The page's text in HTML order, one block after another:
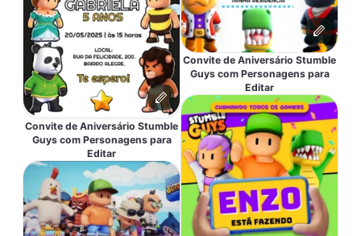
Convite de Aniversário Stumble
Guys com Personagens para
Editar
Convite de Aniversário Stumble
Guys com Personagens para
Editar